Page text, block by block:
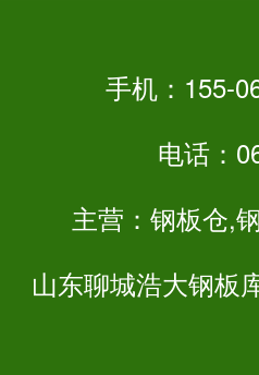
手机： 155-
电话：
主营：钢板仓,
山东聊城浩大钢板